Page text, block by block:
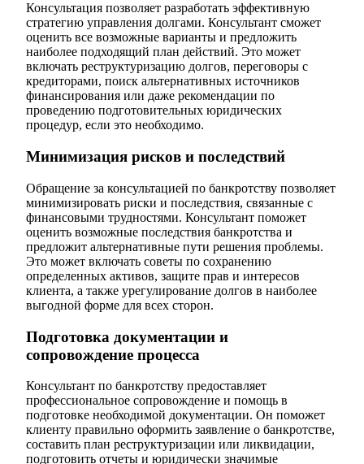
Консультация позволяет разработать эффективную
стратегию управления долгами. Консультант сможет
оценить все возможные варианты и предложить
наиболее подходящий план действий. Это может
включать реструктуризацию долгов, переговоры с
кредиторами, поиск альтернативных источников
финансирования или даже рекомендации по
проведению подготовительных юридических
процедур, если это необходимо.
Минимизация рисков и последствий
Обращение за консультацией по банкротству позволяет
минимизировать риски и последствия, связанные с
финансовыми трудностями. Консультант поможет
оценить возможные последствия банкротства и
предложит альтернативные пути решения проблемы.
Это может включать советы по сохранению
определенных активов, защите прав и интересов
клиента, а также урегулирование долгов в наиболее
выгодной форме для всех сторон.
Подготовка документации и
сопровождение процесса
Консультант по банкротству предоставляет
профессиональное сопровождение и помощь в
подготовке необходимой документации. Он поможет
клиенту правильно оформить заявление о банкротстве,
составить план реструктуризации или ликвидации,
подготовить отчеты и юридически значимые